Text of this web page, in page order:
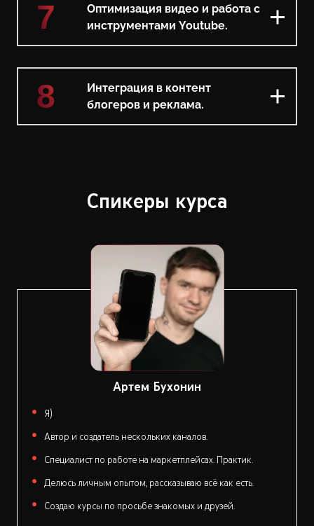
7
Оптимизация видео и работа с
инструментами Youtube.
8
Интеграция в контент
блогеров и реклама.
Спикеры курса
Артем Бухонин
Я)
Автор и создатель нескольких каналов.
Специалист по работе на маркетплейсах. Практик.
Делюсь личным опытом, рассказываю всё как есть.
Создаю курсы по просьбе знакомых и друзей.